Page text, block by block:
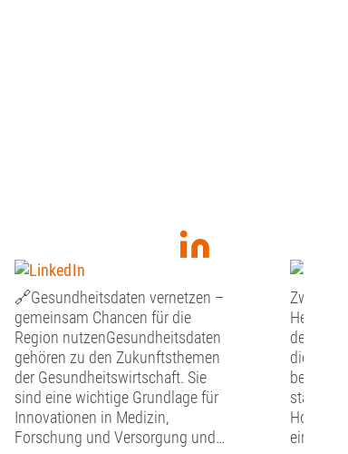
🔗Gesundheitsdaten vernetzen –
gemeinsam Chancen für die
Region nutzenGesundheitsdaten
gehören zu den Zukunftsthemen
der Gesundheitswirtschaft. Sie
sind eine wichtige Grundlage für
Innovationen in Medizin,
Forschung und Versorgung und
des A³
diesem
Hofis
einem